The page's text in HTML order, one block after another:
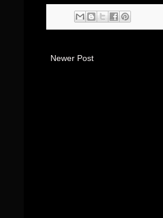
Newer Post